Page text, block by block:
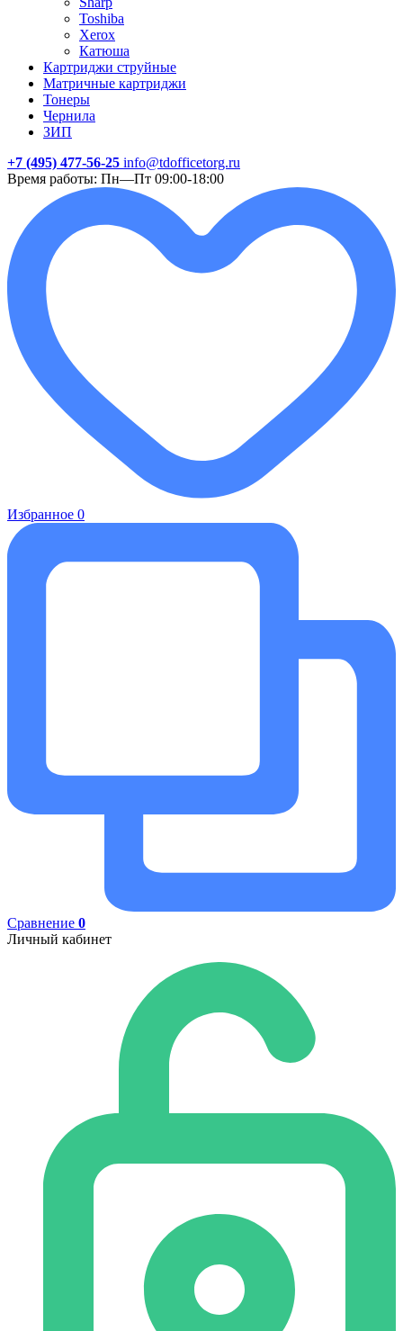
Toshiba
Xerox
Катюша
Картриджи струйные
Матричные картриджи
Тонеры
Чернила
ЗИП
+7 (495) 477-56-25 info@tdofficetorg.ru
Время работы: Пн—Пт 09:00-18:00
Избранное 0
Сравнение 0
Личный кабинет